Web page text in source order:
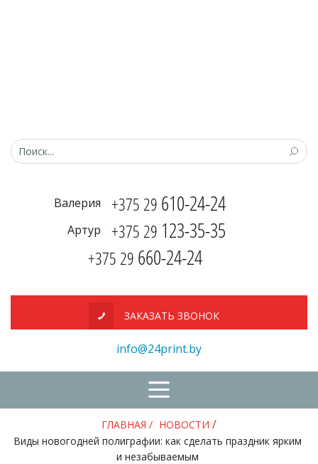
Валерия +375 29 610-24-24
Артур +375 29 123-35-35
+375 29 660-24-24
ЗАКАЗАТЬ ЗВОНОК
info@24print.by
ГЛАВНАЯ / НОВОСТИ /
Виды новогодней полиграфии: как сделать праздник ярким
и незабываемым